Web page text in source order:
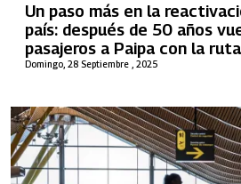
Domingo, 28 Septiembre , 2025
Un paso más en la
país: después de 50 años
pasajeros a Paipa con la
y la Esperanza”